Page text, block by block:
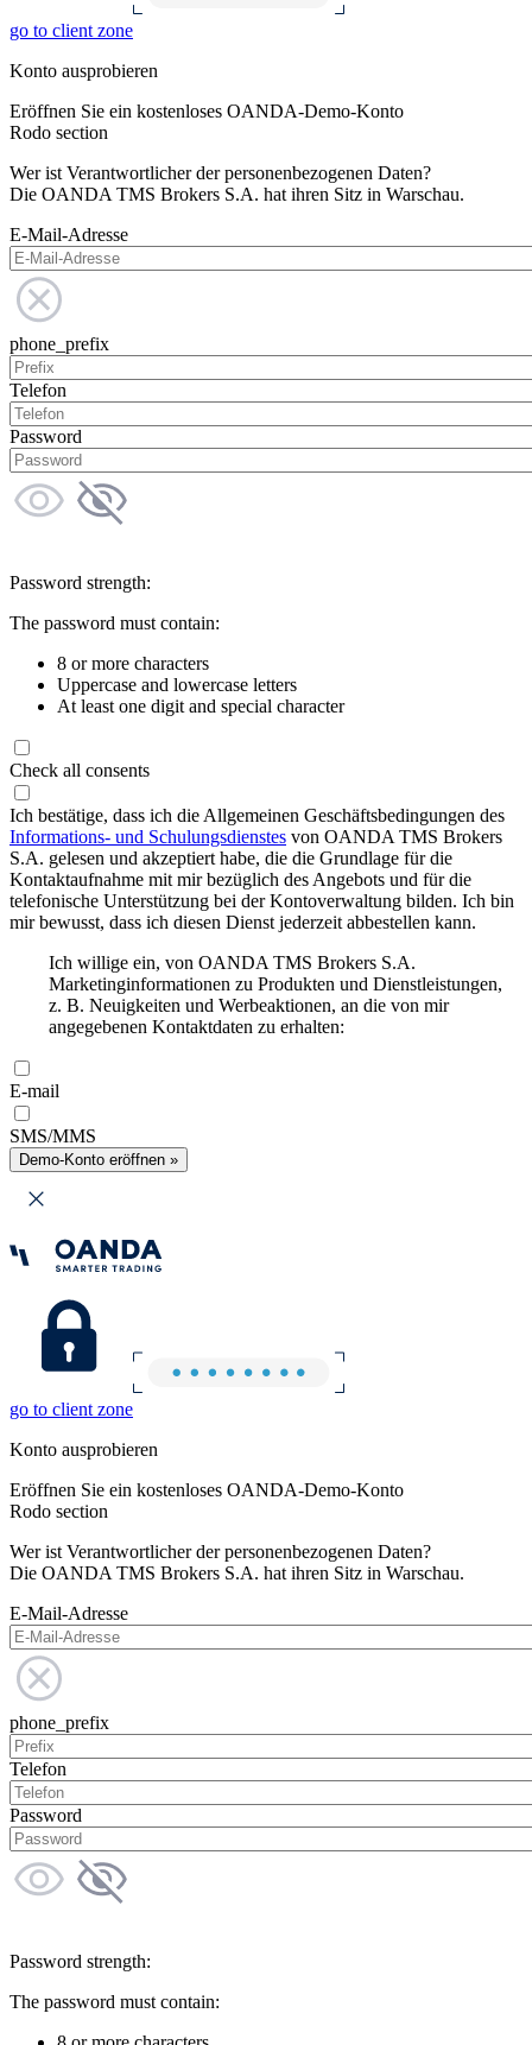
go to client zone
Konto ausprobieren
Eröffnen Sie ein kostenloses OANDA-Demo-Konto
Rodo section
Wer ist Verantwortlicher der personenbezogenen Daten?
Die OANDA TMS Brokers S.A. hat ihren Sitz in Warschau.
E-Mail-Adresse
phone_prefix
Telefon
Password
Password strength:
The password must contain:
8 or more characters
Uppercase and lowercase letters
At least one digit and special character
Check all consents
Ich bestätige, dass ich die Allgemeinen Geschäftsbedingungen des
Informations- und Schulungsdienstes von OANDA TMS Brokers
S.A. gelesen und akzeptiert habe, die die Grundlage für die
Kontaktaufnahme mit mir bezüglich des Angebots und für die
telefonische Unterstützung bei der Kontoverwaltung bilden. Ich bin
mir bewusst, dass ich diesen Dienst jederzeit abbestellen kann.
Ich willige ein, von OANDA TMS Brokers S.A.
Marketinginformationen zu Produkten und Dienstleistungen,
z. B. Neuigkeiten und Werbeaktionen, an die von mir
angegebenen Kontaktdaten zu erhalten:
E-mail
SMS/MMS
Demo-Konto eröffnen »
go to client zone
Konto ausprobieren
Eröffnen Sie ein kostenloses OANDA-Demo-Konto
Rodo section
Wer ist Verantwortlicher der personenbezogenen Daten?
Die OANDA TMS Brokers S.A. hat ihren Sitz in Warschau.
E-Mail-Adresse
phone_prefix
Telefon
Password
Password strength:
The password must contain: